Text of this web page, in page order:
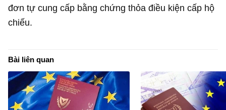
đơn tự cung cấp bằng chứng thỏa điều kiện cấp hộ
chiếu.
Bài liên quan